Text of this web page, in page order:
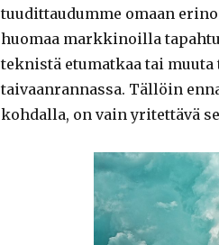
tuudittaudumme omaan
huomaa markkinoilla
teknistä etumatkaa tai
taivaanrannassa. Tällöin
kohdalla, on vain yritettävä